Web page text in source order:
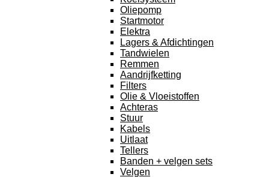
Oliepomp
Startmotor
Elektra
Lagers & Afdichtingen
Tandwielen
Remmen
Aandrijfketting
Filters
Olie & Vloeistoffen
Achteras
Stuur
Kabels
Uitlaat
Tellers
Banden + velgen sets
Velgen